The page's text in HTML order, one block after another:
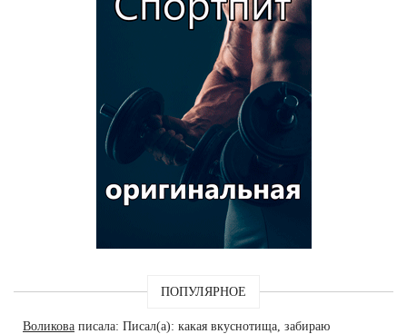
ПОПУЛЯРНОЕ
Воликова писала: Писал(а): какая вкуснотища, забираю